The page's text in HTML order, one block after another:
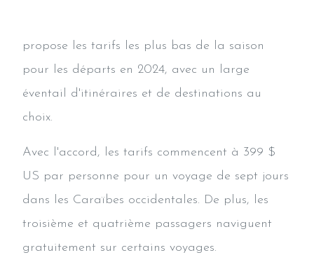
propose les tarifs les plus bas de la saison
pour les départs en 2024, avec un large
éventail d'itinéraires et de destinations au
choix.
Avec l'accord, les tarifs commencent à 399 $
US par personne pour un voyage de sept jours
dans les Caraïbes occidentales. De plus, les
troisième et quatrième passagers naviguent
gratuitement sur certains voyages.